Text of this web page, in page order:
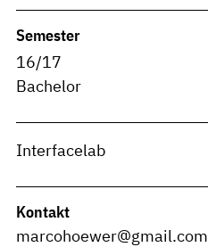
Semester
16/17
Bachelor
Interfacelab
Kontakt
marcohoewer@gmail.com